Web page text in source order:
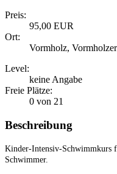
Preis:
95,00 EUR
Ort:
Vormholz,
Level:
keine Angabe
Freie Plätze:
0 von 21
Beschreibung
Kinder-Intensiv-Schwimmkurs
Schwimmer.